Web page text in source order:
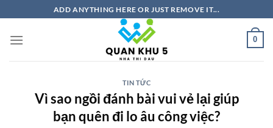
qua
nội
ADD ANYTHING HERE OR JUST REMOVE IT...
0
TIN TỨC
Vì sao ngồi đánh bài vui vẻ lại giúp
bạn quên đi lo âu công việc?